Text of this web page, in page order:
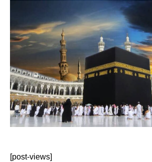
[post-views]